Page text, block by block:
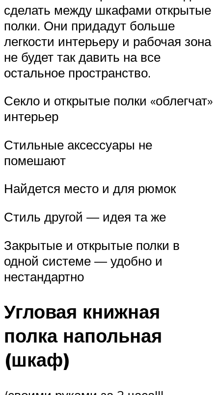
сделать между шкафами открытые
полки. Они придадут больше
легкости интерьеру и рабочая зона
не будет так давить на все
остальное пространство.
Секло и открытые полки «облегчат»
интерьер
Стильные аксессуары не
помешают
Найдется место и для рюмок
Стиль другой — идея та же
Закрытые и открытые полки в
одной системе — удобно и
нестандартно
Угловая книжная
полка напольная
(шкаф)